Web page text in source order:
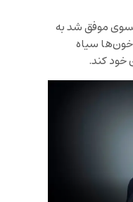
موفق شد به
سیاه
خود کند.